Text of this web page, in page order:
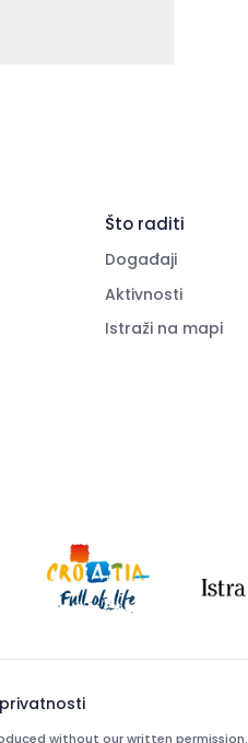
Što raditi
Događaji
Aktivnosti
Istraži na mapi
without our written permission.